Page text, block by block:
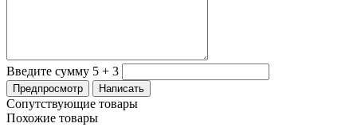
Введите сумму 5 + 3
Сопутствующие товары
Похожие товары